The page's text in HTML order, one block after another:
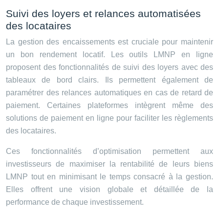
Suivi des loyers et relances automatisées
des locataires
La gestion des encaissements est cruciale pour maintenir
un bon rendement locatif. Les outils LMNP en ligne
proposent des fonctionnalités de suivi des loyers avec des
tableaux de bord clairs. Ils permettent également de
paramétrer des relances automatiques en cas de retard de
paiement. Certaines plateformes intègrent même des
solutions de paiement en ligne pour faciliter les règlements
des locataires.
Ces fonctionnalités d’optimisation permettent aux
investisseurs de maximiser la rentabilité de leurs biens
LMNP tout en minimisant le temps consacré à la gestion.
Elles offrent une vision globale et détaillée de la
performance de chaque investissement.